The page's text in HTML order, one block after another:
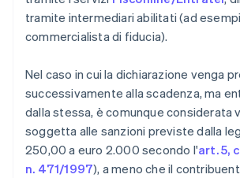
tramite intermediari abilitati (ad
commercialista di fiducia).
Nel caso in cui la dichiarazione venga
successivamente alla scadenza, ma
dalla stessa, è comunque considerata
soggetta alle sanzioni previste dalla
250,00 a euro 2.000 secondo l'art. 5,
n. 471/1997), a meno che il